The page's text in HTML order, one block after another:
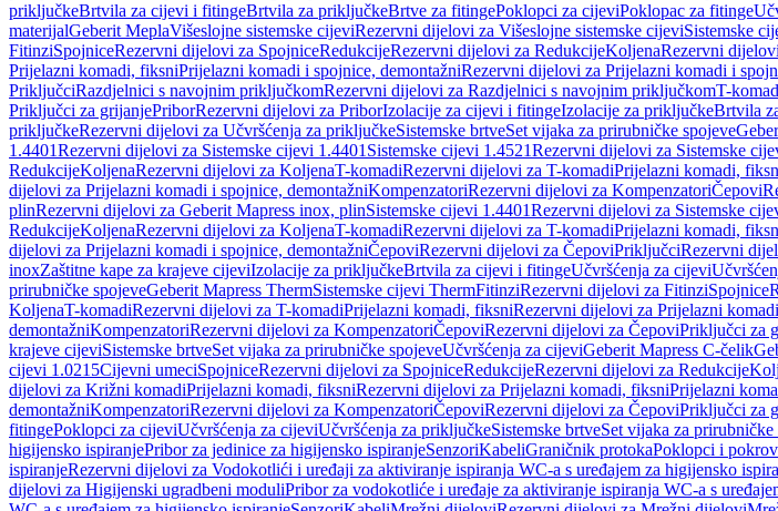
priključkeBrtvila za cijevi i fitingeBrtvila za priključkeBrtve za fitingePoklopci za cijeviPoklopac za fitinge
materijalGeberit MeplaVišeslojne sistemske cijeviRezervni dijelovi za Višeslojne sistemske cijeviSistemske
FitinziSpojniceRezervni dijelovi za SpojniceRedukcijeRezervni dijelovi za RedukcijeKoljenaRezervni
Prijelazni komadi, fiksniPrijelazni komadi i spojnice, demontažniRezervni dijelovi za Prijelazni komadi i
PriključciRazdjelnici s navojnim priključkomRezervni dijelovi za Razdjelnici s navojnim priključkomT-
Priključci za grijanjePriborRezervni dijelovi za PriborIzolacije za cijevi i fitingeIzolacije za priključkeBrtvila
priključkeRezervni dijelovi za Učvršćenja za priključkeSistemske brtveSet vijaka za prirubničke spojeve
1.4401Rezervni dijelovi za Sistemske cijevi 1.4401 Sistemske cijevi 1.4521Rezervni dijelovi za Sistemske
RedukcijeKoljenaRezervni dijelovi za KoljenaT-komadiRezervni dijelovi za T-komadiPrijelazni komadi,
dijelovi za Prijelazni komadi i spojnice, demontažniKompenzatoriRezervni dijelovi za KompenzatoriČepovi
plinRezervni dijelovi za Geberit Mapress inox, plinSistemske cijevi 1.4401Rezervni dijelovi za Sistemske
RedukcijeKoljenaRezervni dijelovi za KoljenaT-komadiRezervni dijelovi za T-komadiPrijelazni komadi,
dijelovi za Prijelazni komadi i spojnice, demontažniČepoviRezervni dijelovi za ČepoviPriključciRezervni
inoxZaštitne kape za krajeve cijeviIzolacije za priključkeBrtvila za cijevi i fitingeUčvršćenja za cijevi
prirubničke spojeveGeberit Mapress ThermSistemske cijevi ThermFitinziRezervni dijelovi za FitinziSpojnice
KoljenaT-komadiRezervni dijelovi za T-komadiPrijelazni komadi, fiksniRezervni dijelovi za Prijelazni
demontažniKompenzatoriRezervni dijelovi za KompenzatoriČepoviRezervni dijelovi za ČepoviPriključci za
krajeve cijeviSistemske brtveSet vijaka za prirubničke spojeveUčvršćenja za cijeviGeberit Mapress C-čelik
cijevi 1.0215Cijevni umeciSpojniceRezervni dijelovi za SpojniceRedukcijeRezervni dijelovi za Redukcije
dijelovi za Križni komadiPrijelazni komadi, fiksniRezervni dijelovi za Prijelazni komadi, fiksniPrijelazni
demontažniKompenzatoriRezervni dijelovi za KompenzatoriČepoviRezervni dijelovi za ČepoviPriključci za
fitingePoklopci za cijeviUčvršćenja za cijeviUčvršćenja za priključkeSistemske brtveSet vijaka za prirubničke
higijensko ispiranjePribor za jedinice za higijensko ispiranjeSenzoriKabeliGraničnik protokaPoklopci i
ispiranjeRezervni dijelovi za Vodokotlići i uređaji za aktiviranje ispiranja WC-a s uređajem za higijensko
dijelovi za Higijenski ugradbeni moduliPribor za vodokotliće i uređaje za aktiviranje ispiranja WC-a s